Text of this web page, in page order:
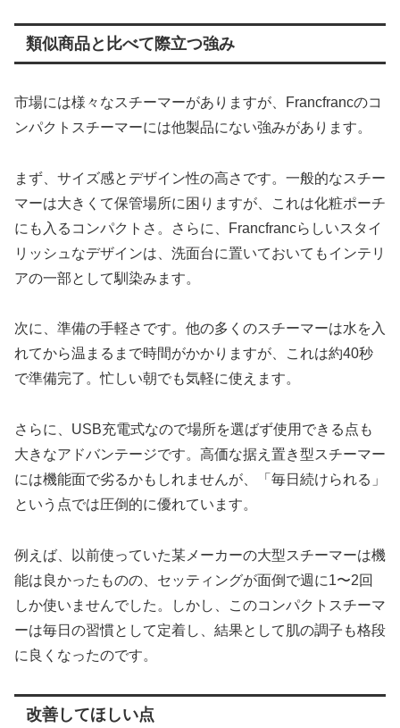
類似商品と比べて際立つ強み
市場には様々なスチーマーがありますが、Francfrancのコ
ンパクトスチーマーには他製品にない強みがあります。
まず、サイズ感とデザイン性の高さです。一般的なスチー
マーは大きくて保管場所に困りますが、これは化粧ポーチ
にも入るコンパクトさ。さらに、Francfrancらしいスタイ
リッシュなデザインは、洗面台に置いておいてもインテリ
アの一部として馴染みます。
次に、準備の手軽さです。他の多くのスチーマーは水を入
れてから温まるまで時間がかかりますが、これは約40秒
で準備完了。忙しい朝でも気軽に使えます。
さらに、USB充電式なので場所を選ばず使用できる点も
大きなアドバンテージです。高価な据え置き型スチーマー
には機能面で劣るかもしれませんが、「毎日続けられる」
という点では圧倒的に優れています。
例えば、以前使っていた某メーカーの大型スチーマーは機
能は良かったものの、セッティングが面倒で週に1〜2回
しか使いませんでした。しかし、このコンパクトスチーマ
ーは毎日の習慣として定着し、結果として肌の調子も格段
に良くなったのです。
改善してほしい点